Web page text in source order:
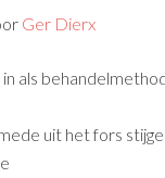
Ger Dierx
als
uit het fors